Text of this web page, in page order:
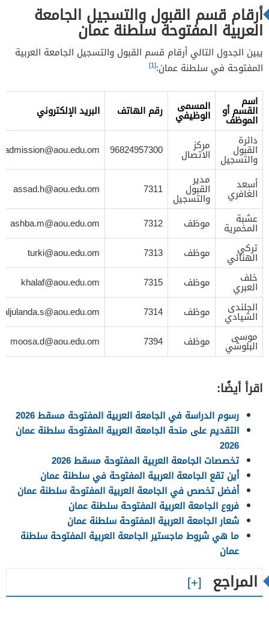
أرقام قسم القبول والتسجيل الجامعة
العربية المفتوحة سلطنة عمان
يبين الجدول التالي أرقام قسم القبول والتسجيل الجامعة العربية
المفتوحة في سلطنة عمان:[1]
اسم
القسم أو
الموظف
المسمى
الوظيفي رقم الهاتف
البريد الإلكتروني
دائرة
القبول
والتسجيل
مركز
الاتصال 96824957300
admission@aou.edu.om
أسعد
الغافري
مدير
القبول
والتسجيل
7311
assad.h@aou.edu.om
عشبة
المخمرية موظف 7312
ashba.m@aou.edu.om
تركي
الهنائي موظف 7313
turki@aou.edu.om
خلف
العبري موظف 7315
khalaf@aou.edu.om
الجلندى
الشيادي موظف 7314
aljulanda.s@aou.edu.om
موسى
البلوشي موظف 7394
moosa.d@aou.edu.om
اقرأ أيضًا:
رسوم الدراسة في الجامعة العربية المفتوحة مسقط 2026
التقديم على منحة الجامعة العربية المفتوحة سلطنة عمان
2026
تخصصات الجامعة العربية المفتوحة مسقط 2026
أين تقع الجامعة العربية المفتوحة في سلطنة عمان
أفضل تخصص في الجامعة العربية المفتوحة سلطنة عمان
فروع الجامعة العربية المفتوحة سلطنة عمان
شعار الجامعة العربية المفتوحة سلطنة عمان
ما هي شروط ماجستير الجامعة العربية المفتوحة سلطنة
عمان
المراجع